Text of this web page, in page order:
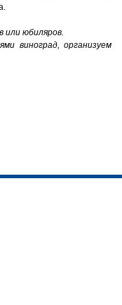
или юбиляров.
виноград, организуем